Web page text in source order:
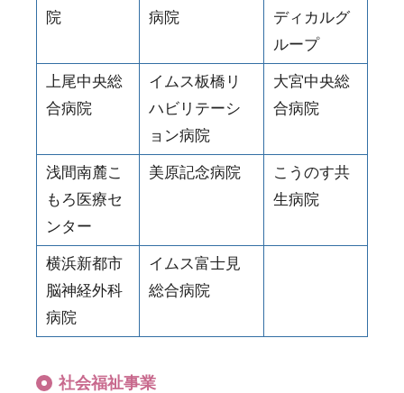
院
病院
ディカルグ
ループ
上尾中央総
合病院
イムス板橋リ
ハビリテーシ
ョン病院
大宮中央総
合病院
浅間南麓こ
もろ医療セ
ンター
美原記念病院
こうのす共
生病院
横浜新都市
脳神経外科
病院
イムス富士見
総合病院
社会福祉事業